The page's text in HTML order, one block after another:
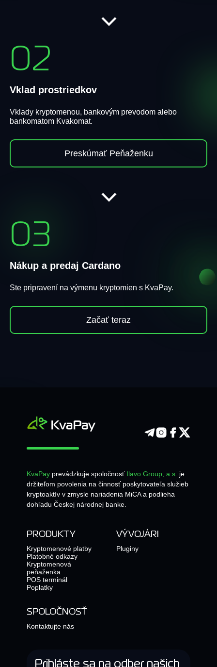
02
Vklad prostriedkov
Vklady kryptomenou, bankovým prevodom alebo
bankomatom Kvakomat.
Preskúmať Peňaženku
03
Nákup a predaj Cardano
Ste pripravení na výmenu kryptomien s KvaPay.
Začať teraz
KvaPay prevádzkuje spoločnosť Ilavo Group, a.s. je
držiteľom povolenia na činnosť poskytovateľa služieb
kryptoaktív v zmysle nariadenia MiCA a podlieha
dohľadu Českej národnej banke.
PRODUKTY
Kryptomenové platby
Platobné odkazy
Kryptomenová
peňaženka
POS terminál
Poplatky
VÝVOJÁRI
Pluginy
SPOLOČNOSŤ
Kontaktujte nás
Prihláste sa na odber našich